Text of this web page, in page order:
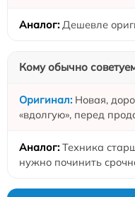
Дешевле
Кому обычно
Новая,
«вдолгую», перед
Техника
нужно починить